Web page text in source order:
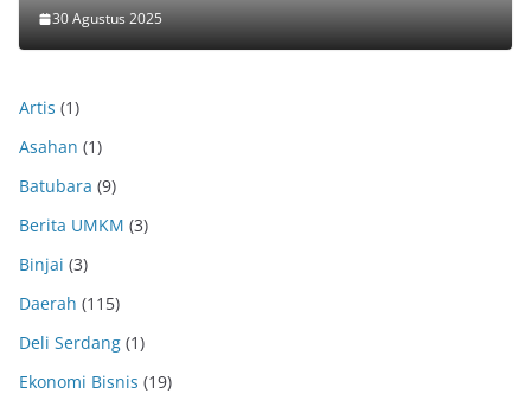
30 Agustus 2025
Artis (1)
Asahan (1)
Batubara (9)
Berita UMKM (3)
Binjai (3)
Daerah (115)
Deli Serdang (1)
Ekonomi Bisnis (19)